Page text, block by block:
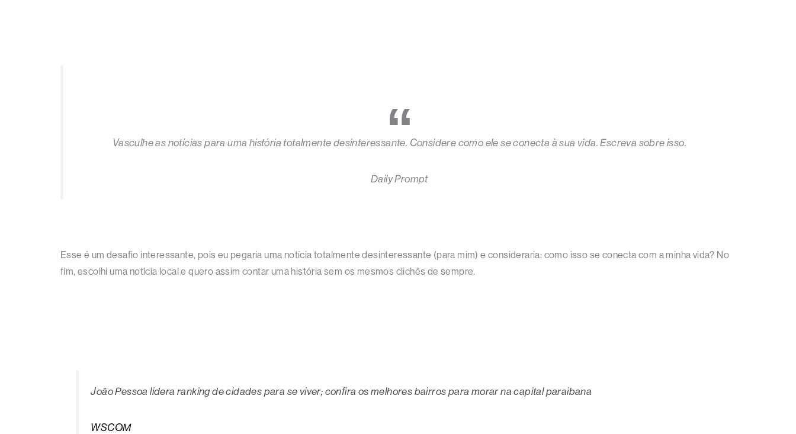
Vasculhe as notícias para uma história totalmente desinteressante. Considere como ele se conecta à sua vida. Escreva sobre isso.
Daily Prompt
Esse é um desafio interessante, pois eu pegaria uma notícia totalmente desinteressante (para mim) e consideraria: como isso se conecta com a minha vida? No
fim, escolhi uma notícia local e quero assim contar uma história sem os mesmos clichês de sempre.
João Pessoa lidera ranking de cidades para se viver; confira os melhores bairros para morar na capital paraibana
WSCOM